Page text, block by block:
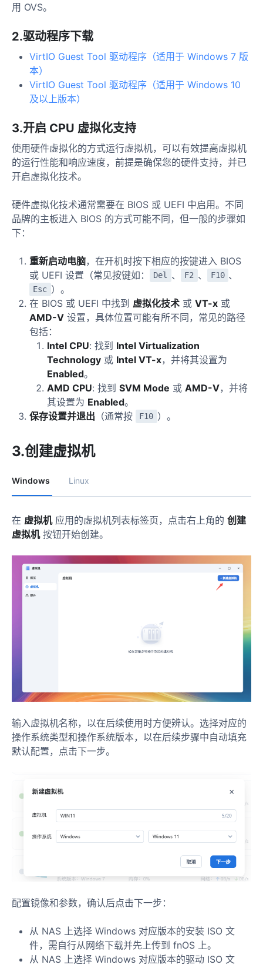
用 OVS。
2.驱动程序下载
VirtIO Guest Tool 驱动程序（适用于 Windows 7 版
本）
VirtIO Guest Tool 驱动程序（适用于 Windows 10
及以上版本）
3.开启 CPU 虚拟化支持
使用硬件虚拟化的方式运行虚拟机，可以有效提高虚拟机
的运行性能和响应速度，前提是确保您的硬件支持，并已
开启虚拟化技术。
硬件虚拟化技术通常需要在 BIOS 或 UEFI 中启用。不同
品牌的主板进入 BIOS 的方式可能不同，但一般的步骤如
下：
重新启动电脑，在开机时按下相应的按键进入 BIOS
或 UEFI 设置（常见按键如：
Del 、 F2 、 F10 、
Esc ）。
在 BIOS 或 UEFI 中找到 虚拟化技术 或 VT-x 或
AMD-V 设置，具体位置可能有所不同，常见的路径
包括：
Intel CPU: 找到 Intel Virtualization
Technology 或 Intel VT-x，并将其设置为
Enabled。
AMD CPU: 找到 SVM Mode 或 AMD-V，并将
其设置为 Enabled。
保存设置并退出 （通常按 F10 ）。
3.创建虚拟机
Windows Linux
在 虚拟机应用的虚拟机列表标签页，点击右上角的 创建
虚拟机按钮开始创建。
输入虚拟机名称，以在后续使用时方便辨认。选择对应的
操作系统类型和操作系统版本，以在后续步骤中自动填充
默认配置，点击下一步。
配置镜像和参数，确认后点击下一步：
从 NAS 上选择 Windows 对应版本的安装 ISO 文
件，需自行从网络下载并先上传到 fnOS 上。
从 NAS 上选择 Windows 对应版本的驱动 ISO 文